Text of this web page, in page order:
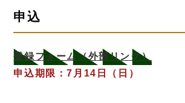
申込
登録フォーム （外部リンク）
申込期限：7月14日（日）